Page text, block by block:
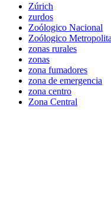
Zúrich
zurdos
Zoólogico Nacional
Zoólogico
zonas rurales
zonas
zona fumadores
zona de emergencia
zona centro
Zona Central